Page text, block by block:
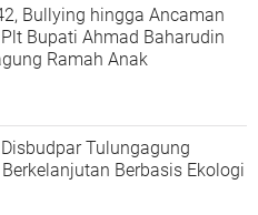
Bullying hingga Ancaman
Bupati Ahmad Baharudin
Ramah Anak
Tulungagung
Berbasis Ekologi